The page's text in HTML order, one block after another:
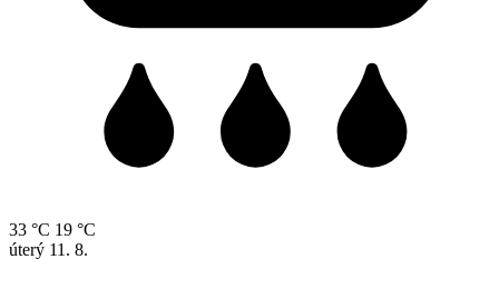
33 °C 19 °C
úterý 11. 8.